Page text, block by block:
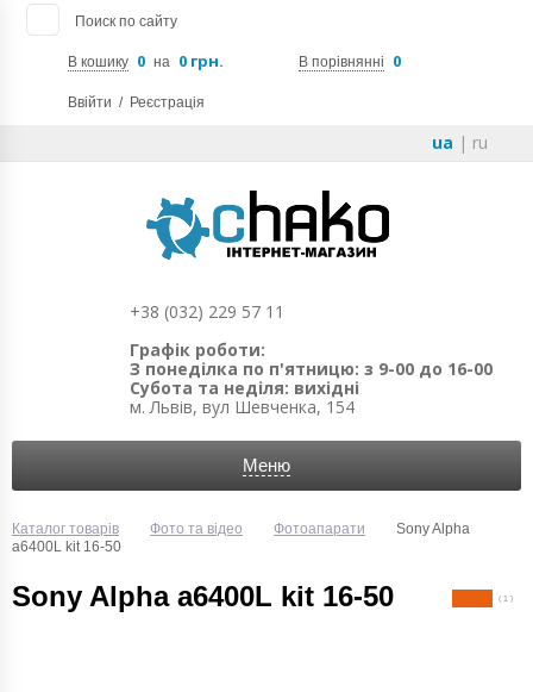
Поиск по сайту
В кошику 0 на 0 грн. В порівнянні 0
Ввійти / Реєстрація
ua | ru
+38 (032) 229 57 11
Графік роботи:
З понеділка по п'ятницю: з 9-00 до 16-00
Субота та неділя: вихідні
м. Львів, вул Шевченка, 154
Меню
Каталог товарів Фото та відео Фотоапарати
Sony Alpha
a6400L kit 16-50
Sony Alpha a6400L kit 16-50 ( 1 )